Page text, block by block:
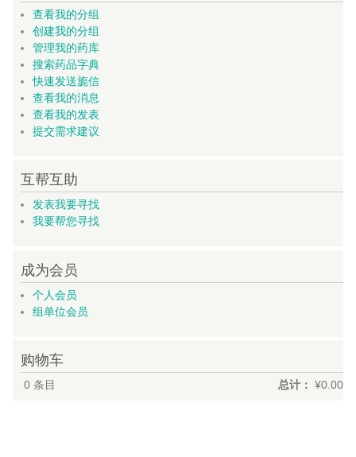
查看我的分组
创建我的分组
管理我的药库
搜索药品字典
快速发送旎信
查看我的消息
查看我的发表
提交需求建议
互帮互助
发表我要寻找
我要帮您寻找
成为会员
个人会员
组单位会员
购物车
0条目 总计： ¥0.00